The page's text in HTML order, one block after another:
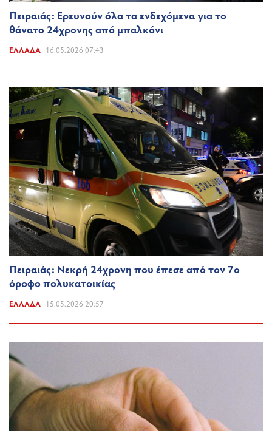
Πειραιάς: Ερευνούν όλα τα ενδεχόμενα για το
θάνατο 24χρονης από μπαλκόνι
ΕΛΛΆΔΑ 16.05.2026 07:43
Πειραιάς: Νεκρή 24χρονη που έπεσε από τον 7ο
όροφο πολυκατοικίας
ΕΛΛΆΔΑ 15.05.2026 20:57